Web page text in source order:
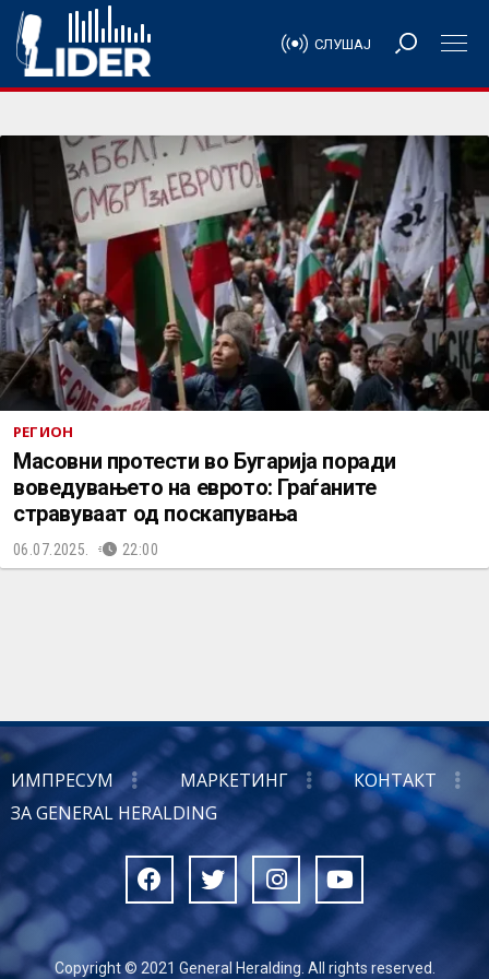
СЛУШАЈ
РЕГИОН
Масовни протести во Бугарија поради
воведувањето на еврото: Граѓаните
стравуваат од поскапувања
06.07.2025. 22:00
ИМПРЕСУМ МАРКЕТИНГ
КОНТАКТ
ЗА GENERAL HERALDING
Copyright © 2021 General Heralding. All rights reserved.